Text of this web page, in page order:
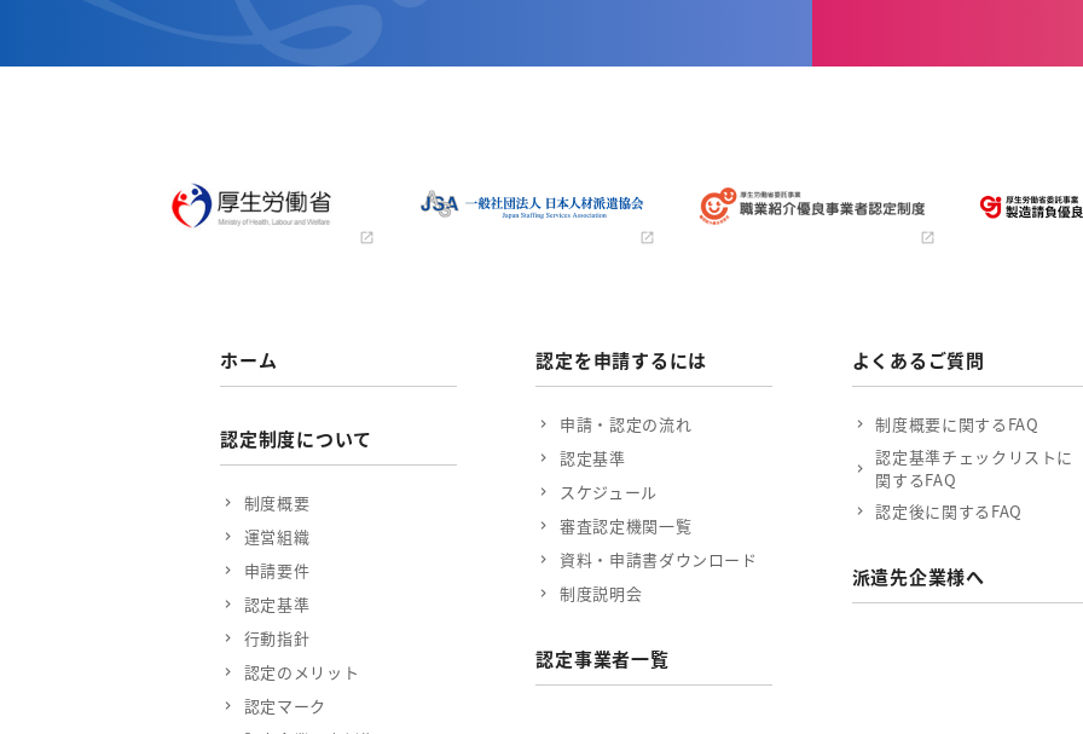
ホーム
認定制度について
制度概要
運営組織
申請要件
認定基準
行動指針
認定のメリット
認定マーク
認定を申請するには
申請・認定の流れ
認定基準
スケジュール
審査認定機関一覧
資料・申請書ダウンロード
制度説明会
認定事業者一覧
よくあるご質問
制度概要に関するFAQ
認定基準チェックリストに
関するFAQ
認定後に関するFAQ
派遣先企業様へ